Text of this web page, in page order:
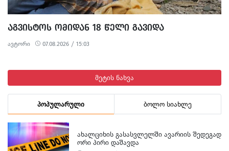
ᲐᲒᲕᲘᲡᲢᲝᲡ ᲝᲛᲘᲓᲐᲜ 18 ᲬᲔᲚᲘ ᲒᲐᲕᲘᲓᲐ
ავტორი 07.08.2026 / 15:03
მეტის ნახვა
პოპულარული ბოლო სიახლე
ᲐᲮᲐᲚᲪᲘᲮᲘᲡ ᲒᲐᲡᲐᲡᲕᲚᲔᲚᲨᲘ ᲐᲕᲐᲠᲘᲘᲡ ᲨᲔᲓᲔᲒᲐᲓ
ᲝᲠᲘ ᲞᲘᲠᲘ ᲓᲐᲨᲐᲕᲓᲐ